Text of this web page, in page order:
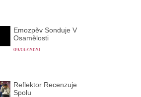
Emozpěv Sonduje V
Osamělosti
09/06/2020
Reflektor Recenzuje
Spolu